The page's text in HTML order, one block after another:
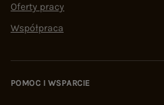
Oferty pracy
Współpraca
POMOC I WSPARCIE